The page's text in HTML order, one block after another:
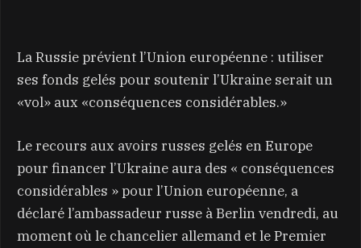
La Russie prévient l’Union européenne : utiliser
ses fonds gelés pour soutenir l’Ukraine serait un
«vol» aux «conséquences considérables.»
Le recours aux avoirs russes gelés en Europe
pour financer l’Ukraine aura des « conséquences
considérables » pour l’Union européenne, a
déclaré l’ambassadeur russe à Berlin vendredi, au
moment où le chancelier allemand et le Premier